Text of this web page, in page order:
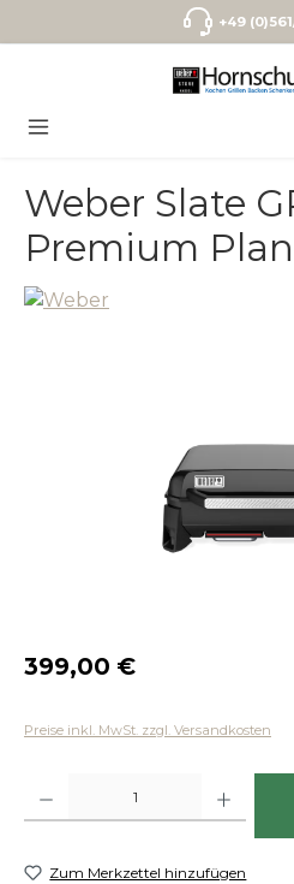
Zum Hauptinhalt springen
+49
Weber Slate
Premium
Regulärer Preis:
399,00 €
Preise inkl. MwSt. zzgl. Versandkosten
Zum Merkzettel hinzufügen